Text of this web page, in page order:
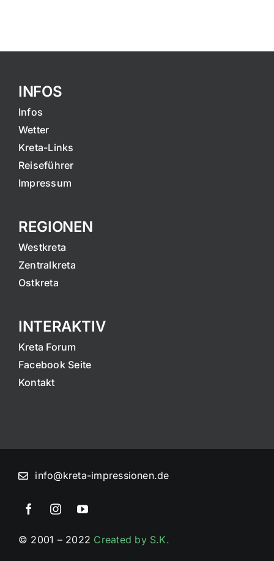
INFOS
Infos
Wetter
Kreta-Links
Reiseführer
Impressum
REGIONEN
Westkreta
Zentralkreta
Ostkreta
INTERAKTIV
Kreta Forum
Facebook Seite
Kontakt
info@kreta-impressionen.de
© 2001 – 2022 Created by S.K.